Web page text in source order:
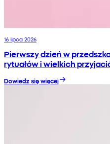
16 lipca 2026
Pierwszy dzień w
rytuałów i wielkich
Dowiedz się więcej